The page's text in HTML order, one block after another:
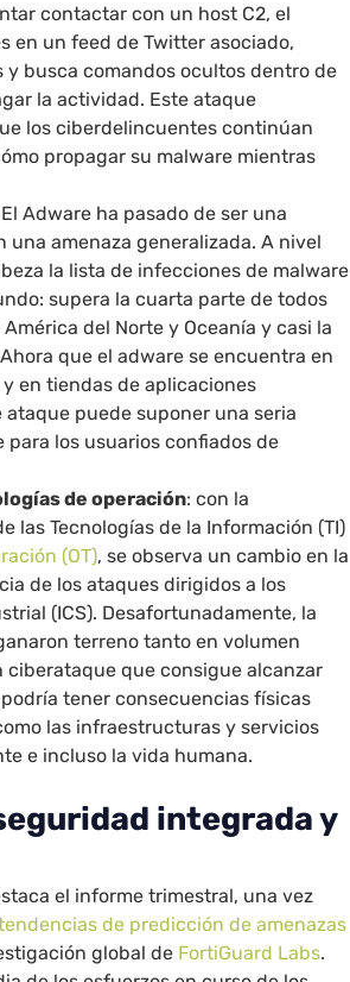
contactar con un host C2, el
en un feed de Twitter asociado,
y busca comandos ocultos dentro de
la actividad. Este ataque
los ciberdelincuentes continúan
propagar su malware mientras
El Adware ha pasado de ser una
una amenaza generalizada. A nivel
la lista de infecciones de malware
supera la cuarta parte de todos
del Norte y Oceanía y casi la
que el adware se encuentra en
en tiendas de aplicaciones
puede suponer una seria
para los usuarios confiados de
de operación: con la
las Tecnologías de la Información (TI)
(OT), se observa un cambio en la
de los ataques dirigidos a los
(ICS). Desafortunadamente, la
terreno tanto en volumen
ciberataque que consigue alcanzar
tener consecuencias físicas
las infraestructuras y servicios
e incluso la vida humana.
integrada y
el informe trimestral, una vez
de predicción de amenazas
global de FortiGuard Labs.